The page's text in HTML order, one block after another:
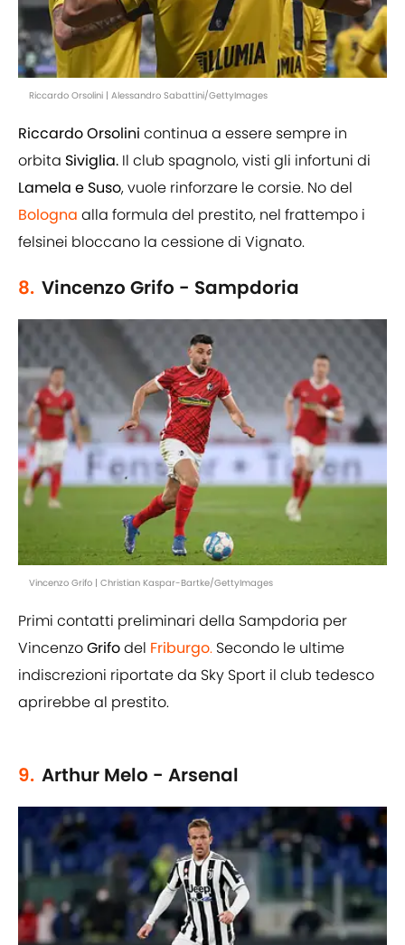
Riccardo Orsolini | Alessandro Sabattini/GettyImages
Riccardo Orsolini
continua a essere sempre in
orbita Siviglia.
Il club spagnolo, visti gli infortuni di
Lamela e Suso
, vuole rinforzare le corsie. No del
Bologna
alla formula del prestito, nel frattempo i
felsinei bloccano la cessione di Vignato.
8. Vincenzo Grifo - Sampdoria
Vincenzo Grifo | Christian Kaspar-Bartke/GettyImages
Primi contatti preliminari della Sampdoria per
Vincenzo
Grifo del Friburgo
Secondo le ultime
indiscrezioni riportate da Sky Sport il club tedesco
aprirebbe al prestito.
9. Arthur Melo - Arsenal